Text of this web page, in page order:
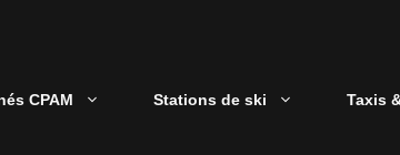
CPAM Stations de ski Taxis